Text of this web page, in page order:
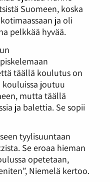
Suomeen, koska
ja oli
pelkkää hyvää.
täällä koulutus on
kouluissa joutuu
mutta täällä
ja balettia. Se sopii
tyylisuuntaan
Se eroaa hieman
opetetaan,
Niemelä kertoo.